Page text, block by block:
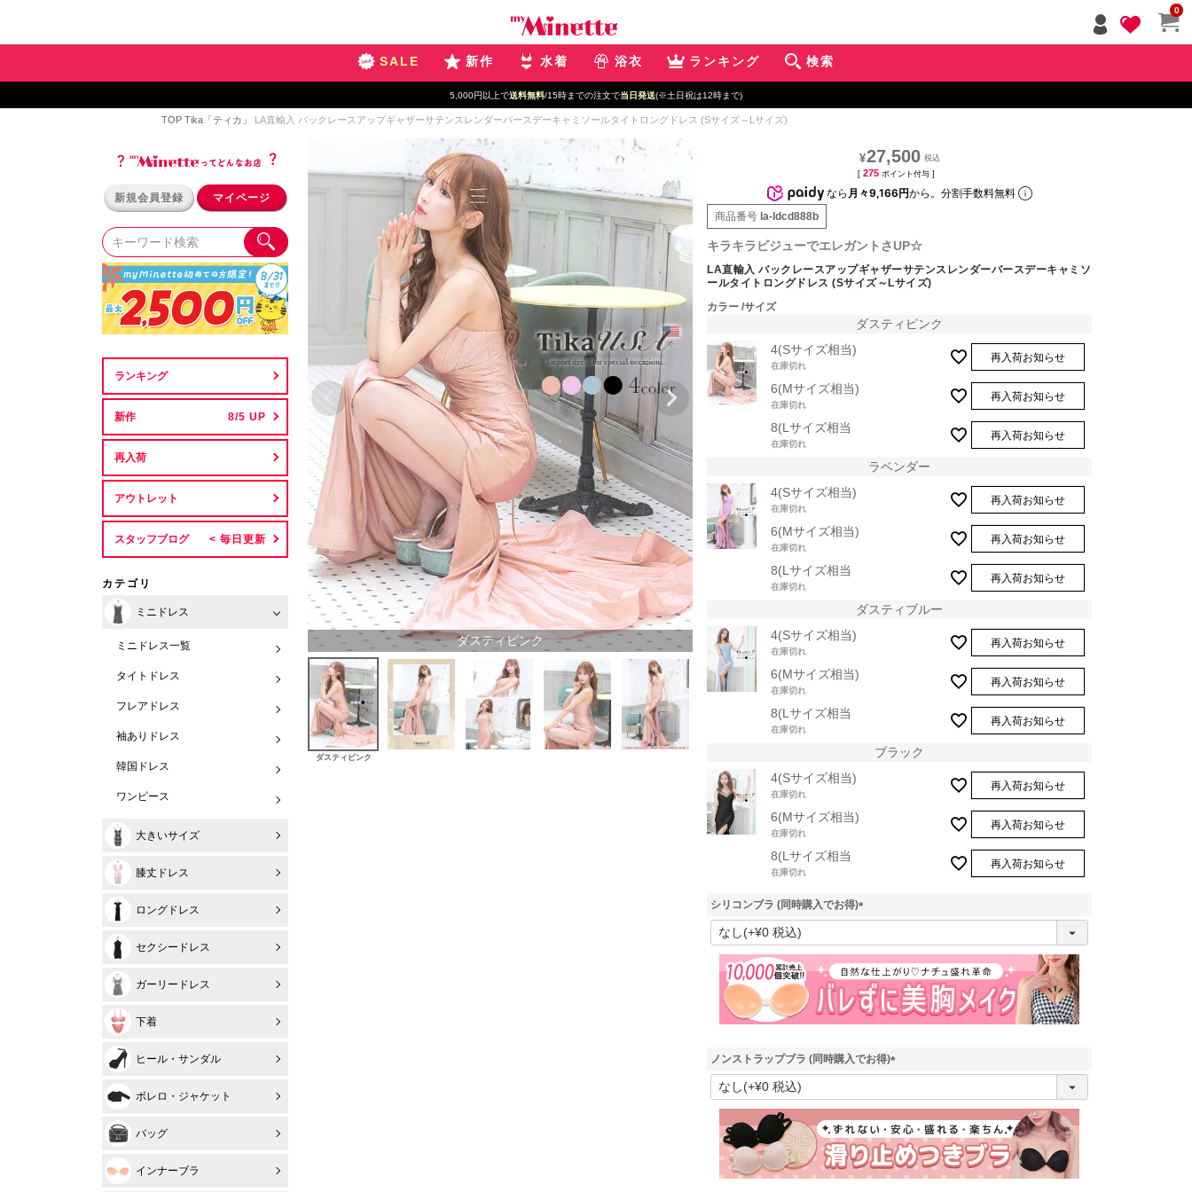
0
SALE 新作 水着 浴衣 ランキング 検索
5,000円以上で送料無料/15時までの注文で当日発送(※土日祝は12時まで)
TOP Tika「ティカ」 LA直輸入 バックレースアップギャザーサテンスレンダーバースデーキャミソールタイトロングドレス (Sサイズ～Lサイズ)
新規会員登録 マイページ
ランキング
新作
再入荷
アウトレット
スタッフブログ
カテゴリ
ミニドレス
ミニドレス一覧
タイトドレス
フレアドレス
袖ありドレス
韓国ドレス
ワンピース
大きいサイズ
膝丈ドレス
ロングドレス
セクシードレス
ガーリードレス
下着
ヒール・サンダル
ボレロ・ジャケット
バッグ
インナーブラ
ダスティピンク
ダスティピンク
¥27,500
[ 275 ポイント付与 ]
なら 月々9,166円から。分割手数料無料
商品番号 la-ldcd888b
キラキラビジューでエレガントさUP☆
LA直輸入 バックレースアップギャザーサテンスレンダーバースデーキャミソ
ールタイトロングドレス (Sサイズ～Lサイズ)
カラー サイズ
ダスティピンク
4(Sサイズ相当)
在庫切れ
再入荷お知らせ
6(Mサイズ相当)
在庫切れ
再入荷お知らせ
8(Lサイズ相当
在庫切れ
再入荷お知らせ
ラベンダー
4(Sサイズ相当)
在庫切れ
再入荷お知らせ
6(Mサイズ相当)
在庫切れ
再入荷お知らせ
8(Lサイズ相当
在庫切れ
再入荷お知らせ
ダスティブルー
4(Sサイズ相当)
在庫切れ
再入荷お知らせ
6(Mサイズ相当)
在庫切れ
再入荷お知らせ
8(Lサイズ相当
在庫切れ
再入荷お知らせ
ブラック
4(Sサイズ相当)
在庫切れ
再入荷お知らせ
6(Mサイズ相当)
在庫切れ
再入荷お知らせ
8(Lサイズ相当
在庫切れ
再入荷お知らせ
シリコンブラ (同時購入でお得)
(
須
)
ノンストラップブラ (同時購入でお得)
(
須
)
ジト
ップ